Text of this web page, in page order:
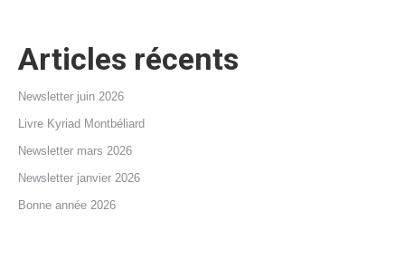
Articles récents
Newsletter juin 2026
Livre Kyriad Montbéliard
Newsletter mars 2026
Newsletter janvier 2026
Bonne année 2026